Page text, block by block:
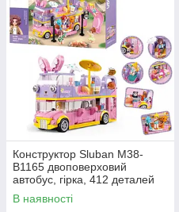
Конструктор Sluban M38-
B1165 двоповерховий
автобус, гірка, 412 деталей
В наявності